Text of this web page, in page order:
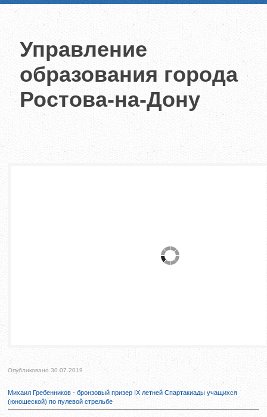
Управление
образования города
Ростова-на-Дону
Опубликовано 30.07.2019
Михаил Гребенников - бронзовый призер IX летней Спартакиады учащихся
(юношеской) по пулевой стрельбе